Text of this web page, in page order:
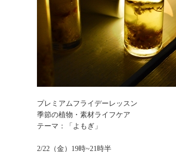
プレミアムフライデーレッスン
季節の植物・素材ライフケア
テーマ：「よもぎ」
2/22（金）19時~21時半